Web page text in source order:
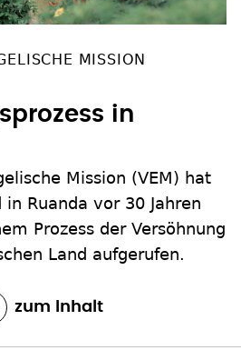
MISSION
in
Mission (VEM) hat
Ruanda vor 30 Jahren
Prozess der Versöhnung
Land aufgerufen.
zum Inhalt